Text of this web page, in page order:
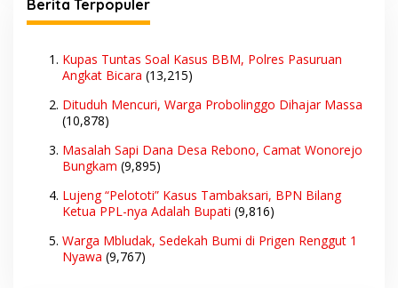
Berita Terpopuler
Kupas Tuntas Soal Kasus BBM, Polres Pasuruan
Angkat Bicara (13,215)
Dituduh Mencuri, Warga Probolinggo Dihajar Massa
(10,878)
Masalah Sapi Dana Desa Rebono, Camat Wonorejo
Bungkam (9,895)
Lujeng “Pelototi” Kasus Tambaksari, BPN Bilang
Ketua PPL-nya Adalah Bupati (9,816)
Warga Mbludak, Sedekah Bumi di Prigen Renggut 1
Nyawa (9,767)